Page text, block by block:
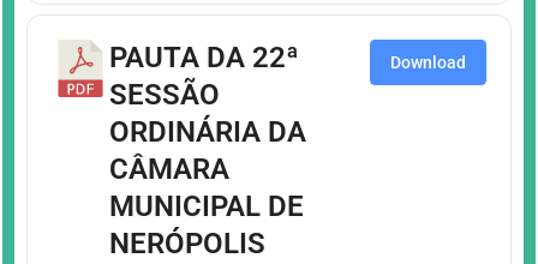
PAUTA DA 22ª
SESSÃO
ORDINÁRIA DA
CÂMARA
MUNICIPAL DE
NERÓPOLIS
Download